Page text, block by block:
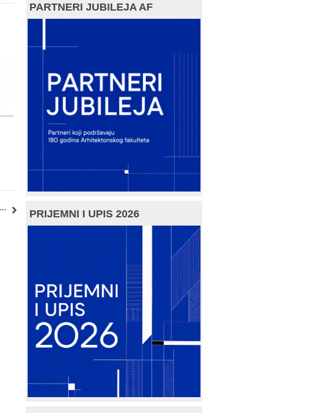
Fabrika fotografa 4, Ciglana
PARTNERI JUBILEJA AF
PRIJEMNI I UPIS 2026